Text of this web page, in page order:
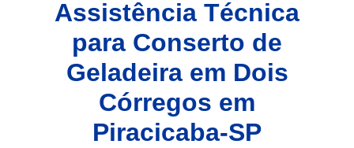
Assistência Técnica
para Conserto de
Geladeira em Dois
Córregos em
Piracicaba-SP